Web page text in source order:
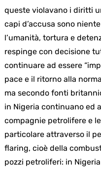
queste violavano i diritti
capi d’accusa sono
l’umanità, tortura e
respinge con decisione
continuare ad essere
pace e il ritorno alla
ma secondo fonti
in Nigeria continuano ed
compagnie petrolifere e
particolare attraverso il
flaring, cioè della
pozzi petroliferi: in